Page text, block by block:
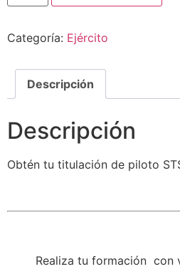
Categoría: Ejército
Descripción
Descripción
Obtén tu titulación de piloto
Realiza tu formación con